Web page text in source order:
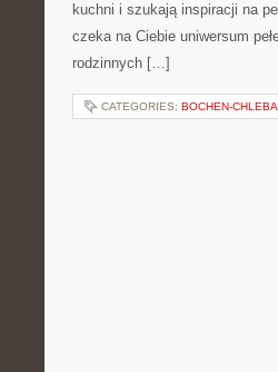
kuchni i szukają inspiracji na
czeka na Ciebie uniwersum
rodzinnych […]
CATEGORIES: BOCHEN-CHLEBA